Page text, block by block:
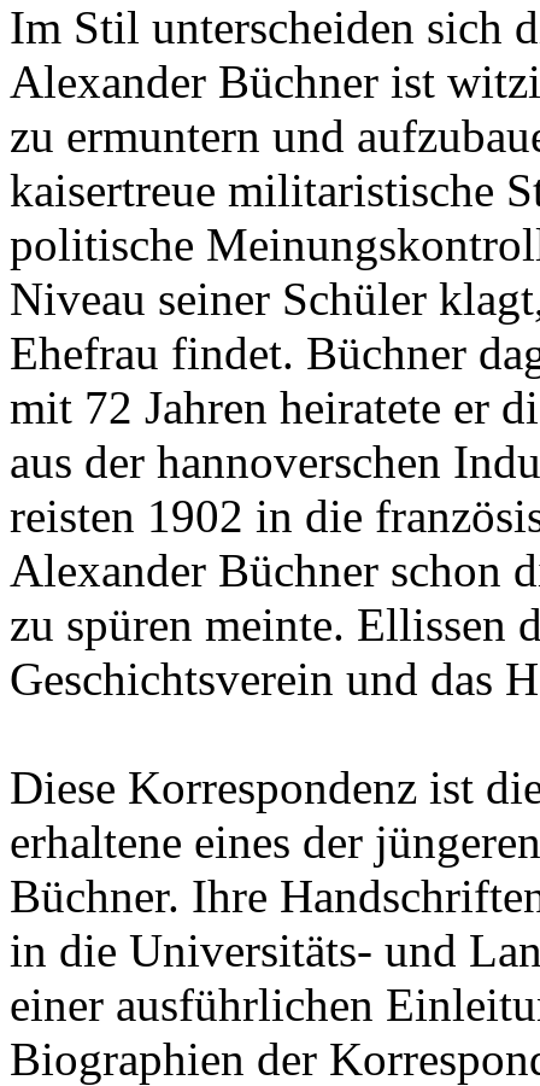
Im Stil unterscheiden sich
Alexander Büchner ist
zu ermuntern und
kaisertreue militaristische
politische
Niveau seiner Schüler
Ehefrau findet. Büchner
mit 72 Jahren heiratete er
aus der hannoverschen
reisten 1902 in die
Alexander Büchner schon
zu spüren meinte. Ellissen
Geschichtsverein und das
Diese Korrespondenz ist
erhaltene eines der
Büchner. Ihre
in die Universitäts- und
einer ausführlichen
Biographien der